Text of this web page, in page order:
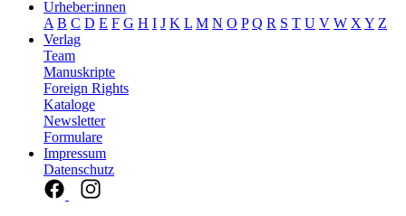
Urheber:innen
A B C D E F G H I J K L M N O P Q R S T U V W X Y Z
Verlag
Team
Manuskripte
Foreign Rights
Kataloge
Newsletter
Formulare
Impressum
Datenschutz